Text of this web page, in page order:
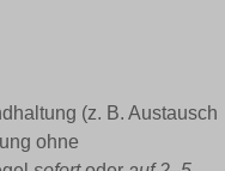
(z. B. Austausch
ohne